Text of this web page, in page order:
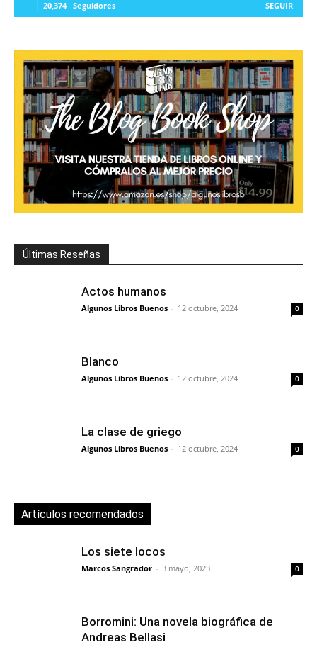
20,374 Seguidores SEGUIR
Últimas Reseñas
Actos humanos
Algunos Libros Buenos - 12 octubre, 2024 0
Blanco
Algunos Libros Buenos - 12 octubre, 2024 0
La clase de griego
Algunos Libros Buenos - 12 octubre, 2024 0
Artículos recomendados
Los siete locos
Marcos Sangrador - 3 mayo, 2023 0
Borromini: Una novela biográfica de
Andreas Bellasi